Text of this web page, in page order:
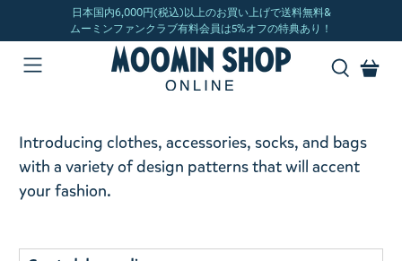
Introducing clothes, accessories, socks, and bags
with a variety of design patterns that will accent
your fashion.